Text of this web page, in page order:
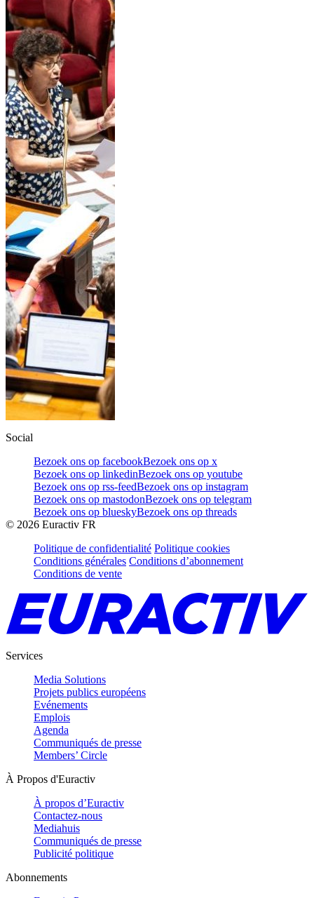
Social
Bezoek ons op facebookBezoek ons op x
Bezoek ons op linkedinBezoek ons op youtube
Bezoek ons op rss-feedBezoek ons op instagram
Bezoek ons op mastodonBezoek ons op telegram
Bezoek ons op blueskyBezoek ons op threads
© 2026 Euractiv FR
Politique de confidentialité Politique cookies
Conditions générales Conditions d’abonnement
Conditions de vente
Services
Media Solutions
Projets publics européens
Evénements
Emplois
Agenda
Communiqués de presse
Members’ Circle
À Propos d'Euractiv
À propos d’Euractiv
Contactez-nous
Mediahuis
Communiqués de presse
Publicité politique
Abonnements